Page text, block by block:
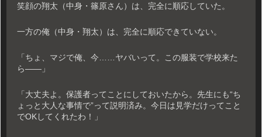
笑顔の翔太（中身・篠原さん）は、完全に順応していた。
一方の俺（中身・翔太）は、完全に順応できていない。
「ちょ、マジで俺、今……ヤバいって。この服装で学校来た
ら――」
「大丈夫よ。保護者ってことにしておいたから。先生にも“ち
ょっと大人な事情で”って説明済み。今日は見学だけってこと
でOKしてくれたわ！」